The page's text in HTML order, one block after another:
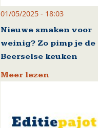
01/05/2025 - 18:03
Nieuwe smaken voor
weinig? Zo pimp je de
Beerselse keuken
Meer lezen